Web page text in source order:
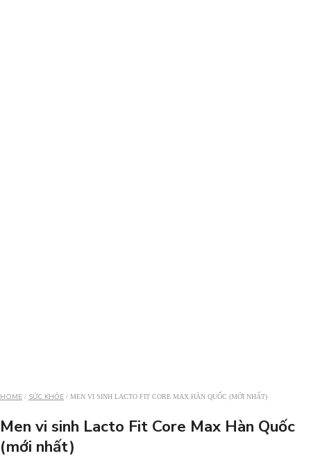
HOME / SỨC KHỎE / MEN VI SINH LACTO FIT CORE MAX HÀN QUỐC (MỚI NHẤT)
Men vi sinh Lacto Fit Core Max Hàn Quốc
(mới nhất)